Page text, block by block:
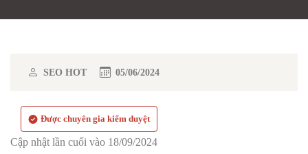
SEO HOT 05/06/2024
Được chuyên gia kiểm duyệt
Cập nhật lần cuối vào 18/09/2024